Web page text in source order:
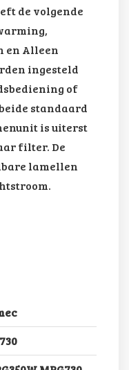
de volgende
en Alleen
ingesteld
of
standaard
is uiterst
filter. De
lamellen